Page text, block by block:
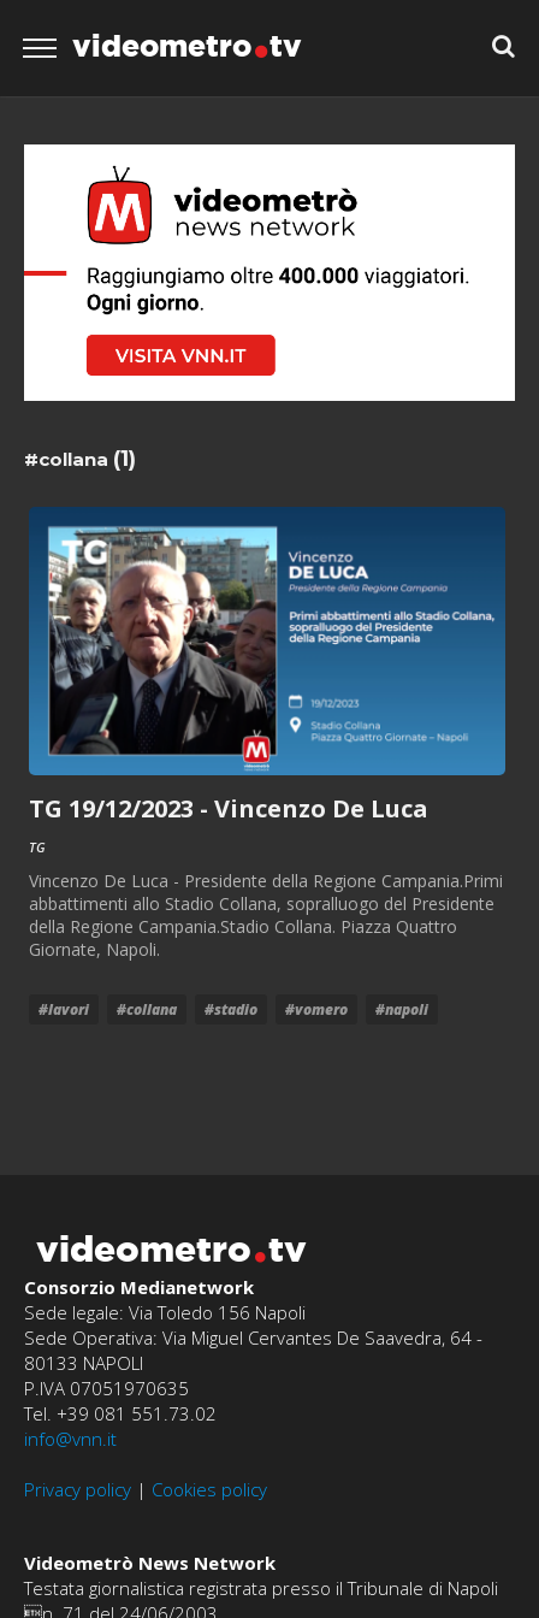
videometro tv
#collana (1)
TG 19/12/2023 - Vincenzo De Luca
TG
Vincenzo De Luca - Presidente della Regione Campania.Primi
abbattimenti allo Stadio Collana, sopralluogo del Presidente
della Regione Campania.Stadio Collana. Piazza Quattro
Giornate, Napoli.
#lavori #collana #stadio #vomero #napoli
videometro tv
Consorzio Medianetwork
Sede legale: Via Toledo 156 Napoli
Sede Operativa: Via Miguel Cervantes De Saavedra, 64 -
80133 NAPOLI
P.IVA 07051970635
Tel. +39 081 551.73.02
info@vnn.it
Privacy policy | Cookies policy
Videometrò News Network
Testata giornalistica registrata presso il Tribunale di Napoli
n. 71 del 24/06/2003